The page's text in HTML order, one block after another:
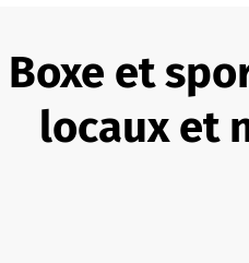
Boxe et
locaux et